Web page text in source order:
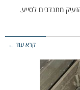
מתנדבים לסייע.
קרא עוד ←